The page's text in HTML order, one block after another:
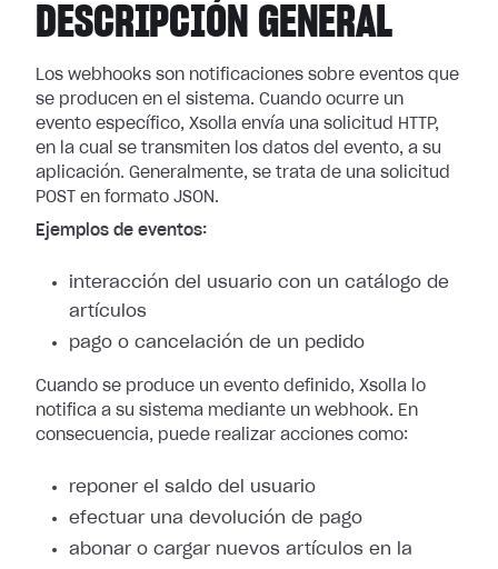
DESCRIPCIÓN GENERAL
Los webhooks son notificaciones sobre eventos que
se producen en el sistema. Cuando ocurre un
evento específico, Xsolla envía una solicitud HTTP,
en la cual
se transmiten los datos del evento, a su
aplicación. Generalmente, se trata de una solicitud
POST en formato JSON.
Ejemplos de eventos:
interacción del usuario con un catálogo de
artículos
pago o cancelación de un pedido
Cuando se produce un evento definido, Xsolla lo
notifica a su sistema mediante un webhook. En
consecuencia, puede realizar acciones como:
reponer el saldo del usuario
efectuar una devolución de pago
abonar o cargar nuevos artículos en la